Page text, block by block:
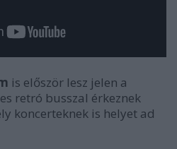
is először lesz jelen a
retró busszal érkeznek
koncerteknek is helyet ad